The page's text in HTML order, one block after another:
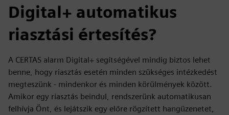
Digital+ automatikus
riasztási értesítés?
A CERTAS alarm Digital+ segítségével mindig biztos lehet
benne, hogy riasztás esetén minden szükséges intézkedést
megteszünk - mindenkor és minden körülmények között.
Amikor egy riasztás beindul, rendszerünk automatikusan
felhívja Önt, és lejátszik egy előre rögzített hangüzenetet,